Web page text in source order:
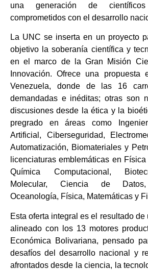
una generación de
comprometidos con el desarrollo
La UNC se inserta en un proyecto
objetivo la soberanía científica y
en el marco de la Gran Misión
Innovación. Ofrece una propuesta
Venezuela, donde de las 16
demandadas e inéditas; otras son
discusiones desde la ética y la
pregrado en áreas como
Artificial, Ciberseguridad,
Automatización, Biomateriales y
licenciaturas emblemáticas en
Química Computacional,
Molecular, Ciencia de Datos,
Oceanología, Física, Matemáticas y
Esta oferta integral es el resultado
alineado con los 13 motores
Económica Bolivariana, pensado
desafíos del desarrollo nacional y
afrontados desde la ciencia, la